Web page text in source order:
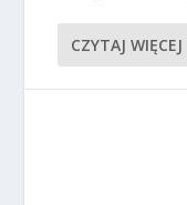
CZYTAJ WIĘCEJ